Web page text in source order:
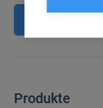
Produkte